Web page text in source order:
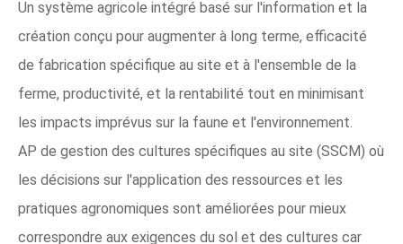
Un système agricole intégré basé sur l'information et la
création conçu pour augmenter à long terme, efficacité
de fabrication spécifique au site et à l'ensemble de la
ferme, productivité, et la rentabilité tout en minimisant
les impacts imprévus sur la faune et l'environnement.
AP de gestion des cultures spécifiques au site (SSCM) où
les décisions sur l'application des ressources et les
pratiques agronomiques sont améliorées pour mieux
correspondre aux exigences du sol et des cultures car